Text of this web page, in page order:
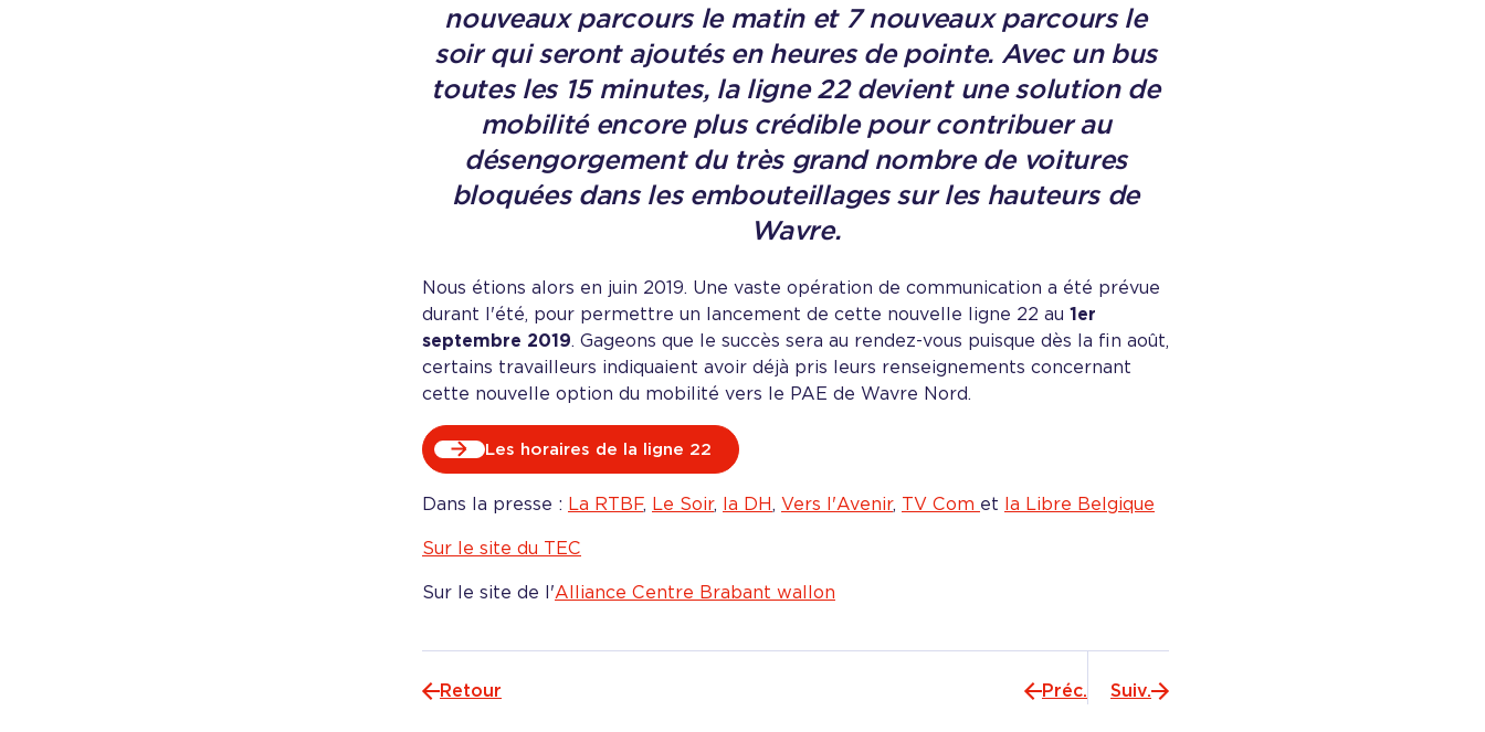
nouveaux parcours le matin et 7 nouveaux parcours le
soir qui seront ajoutés en heures de pointe. Avec un bus
toutes les 15 minutes, la ligne 22 devient une solution de
mobilité encore plus crédible pour contribuer au
désengorgement du très grand nombre de voitures
bloquées dans les embouteillages sur les hauteurs de
Wavre.
Nous étions alors en juin 2019. Une vaste opération de communication a été prévue
durant l'été, pour permettre un lancement de cette nouvelle ligne 22 au 1er
septembre 2019. Gageons que le succès sera au rendez-vous puisque dès la fin août,
certains travailleurs indiquaient avoir déjà pris leurs renseignements concernant
cette nouvelle option du mobilité vers le PAE de Wavre Nord.
Les horaires de la ligne 22
Dans la presse : La RTBF, Le Soir, la DH, Vers l'Avenir, TV Com et la Libre Belgique
Sur le site du TEC
Sur le site de l'Alliance Centre Brabant wallon
Retour Préc. Suiv.